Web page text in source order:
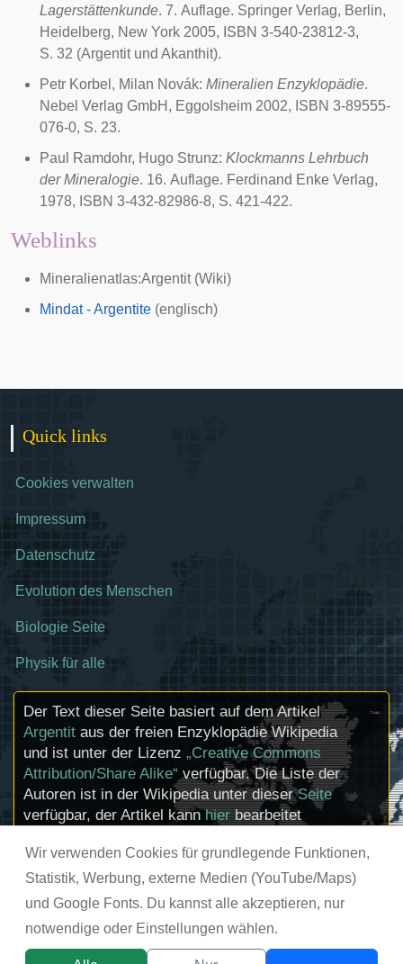
Wir verwenden Cookies für grundlegende Funktionen,
Statistik, Werbung, externe Medien (YouTube/Maps)
und Google Fonts. Du kannst alle akzeptieren, nur
notwendige oder Einstellungen wählen.
Lagerstättenkunde. 7. Auflage. Springer Verlag, Berlin,
Heidelberg, New York 2005, ISBN 3-540-23812-3,
S. 32 (Argentit und Akanthit).
Petr Korbel, Milan Novák: Mineralien Enzyklopädie.
Nebel Verlag GmbH, Eggolsheim 2002, ISBN 3-89555-
076-0, S. 23.
Paul Ramdohr, Hugo Strunz: Klockmanns Lehrbuch
der Mineralogie. 16. Auflage. Ferdinand Enke Verlag,
1978, ISBN 3-432-82986-8, S. 421-422.
Weblinks
Mineralienatlas:Argentit(Wiki)
Mindat - Argentite (englisch)
Quick links
Cookies verwalten
Impressum
Datenschutz
Evolution des Menschen
Biologie Seite
Physik für alle
Der Text dieser Seite basiert auf dem Artikel
Argentit aus der freien Enzyklopädie Wikipedia
und ist unter der Lizenz „Creative Commons
Attribution/Share Alike“ verfügbar. Die Liste der
Autoren ist in der Wikipedia unter dieserSeite
verfügbar, der Artikel kannhierbearbeitet
zum Lizenzstatus eingebundener Mediendateien
(etwa Bilder oder Videos) können im Regelfall
durch Anklicken dieser abgerufen werden.
© chemie-schule.de 2026